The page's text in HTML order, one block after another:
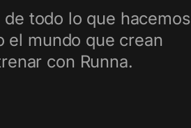
todo lo que hacemos
el mundo que crean
con Runna.